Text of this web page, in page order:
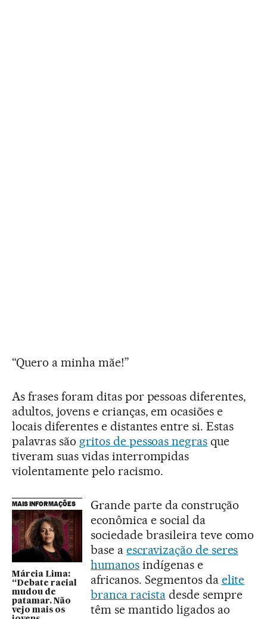
“Quero a minha mãe!”
As frases foram ditas por pessoas diferentes,
adultos, jovens e crianças, em ocasiões e
locais diferentes e distantes entre si. Estas
palavras são gritos de pessoas negras que
tiveram suas vidas interrompidas
violentamente pelo racismo.
MAIS INFORMAÇÕES
Márcia Lima:
“Debate racial
mudou de
patamar. Não
vejo mais os
Grande parte da construção
econômica e social da
sociedade brasileira teve como
base a escravização de seres
humanosindígenas e
africanos. Segmentos da elite
branca racistadesde sempre
têm se mantido ligados ao